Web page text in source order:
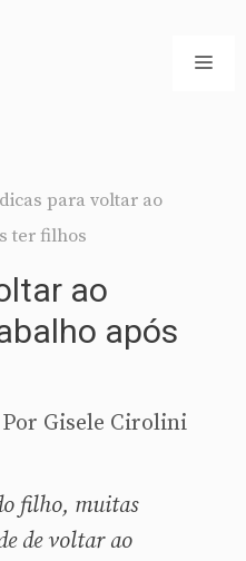
para voltar ao
ter filhos
ao
após
Por Gisele Cirolini
filho, muitas
de voltar ao